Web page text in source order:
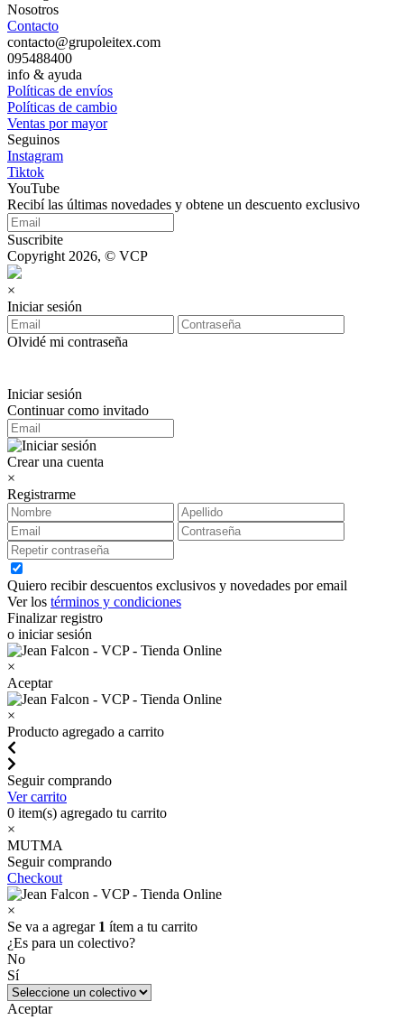
Nosotros
Contacto
contacto@grupoleitex.com
095488400
info & ayuda
Políticas de envíos
Políticas de cambio
Ventas por mayor
Seguinos
Instagram
Tiktok
YouTube
Recibí las últimas novedades y obtene un descuento exclusivo
Suscribite
Copyright 2026, © VCP
×
Iniciar sesión
Olvidé mi contraseña
Iniciar sesión
Continuar como invitado
Crear una cuenta
×
Registrarme
Quiero recibir descuentos exclusivos y novedades por email
Ver los términos y condiciones
Finalizar registro
o iniciar sesión
×
Aceptar
×
Producto agregado a carrito
Seguir comprando
Ver carrito
0 item(s) agregado tu carrito
×
MUTMA
Seguir comprando
Checkout
×
Se va a agregar 1 ítem a tu carrito
¿Es para un colectivo?
No
Sí
Aceptar